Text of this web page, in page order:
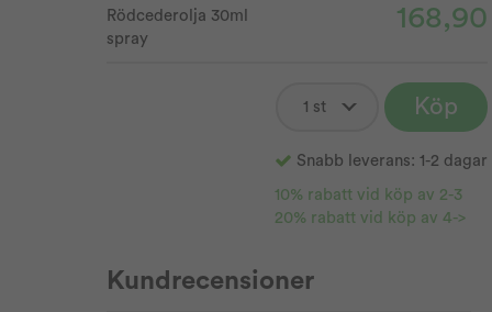
Rödcederolja 30ml
spray
168,90
Köp
Snabb leverans: 1-2 dagar
10% rabatt vid köp av 2-3
20% rabatt vid köp av 4->
Kundrecensioner